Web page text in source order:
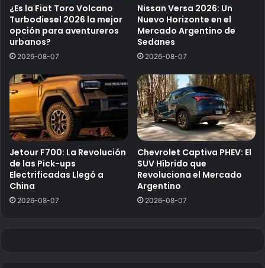
¿Es la Fiat Toro Volcano
Turbodiesel 2026 la mejor
opción para aventureros
urbanos?
2026-08-07
Nissan Versa 2026: Un
Nuevo Horizonte en el
Mercado Argentino de
Sedanes
2026-08-07
Jetour F700: La Revolución
de las Pick-ups
Electrificadas Llegó a
China
2026-08-07
Chevrolet Captiva PHEV: El
SUV Híbrido que
Revoluciona el Mercado
Argentino
2026-08-07